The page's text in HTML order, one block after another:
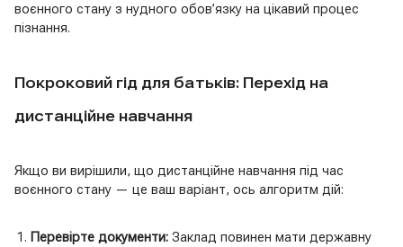
воєнного стану з нудного обов’язку на цікавий процес
пізнання.
Покроковий гід для батьків: Перехід на
дистанційне навчання
Якщо ви вирішили, що дистанційне навчання під час
воєнного стану — це ваш варіант, ось алгоритм дій:
Перевірте документи:Заклад повинен мати державну